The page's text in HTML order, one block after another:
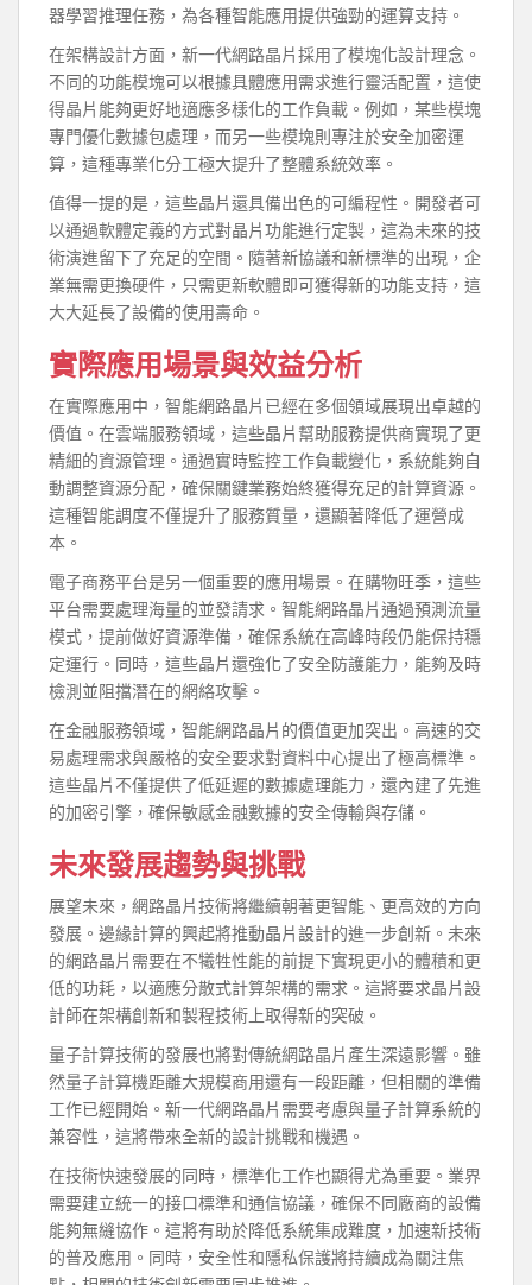
器學習推理任務，為各種智能應用提供強勁的運算支持。
在架構設計方面，新一代網路晶片採用了模塊化設計理念。
不同的功能模塊可以根據具體應用需求進行靈活配置，這使
得晶片能夠更好地適應多樣化的工作負載。例如，某些模塊
專門優化數據包處理，而另一些模塊則專注於安全加密運
算，這種專業化分工極大提升了整體系統效率。
值得一提的是，這些晶片還具備出色的可編程性。開發者可
以通過軟體定義的方式對晶片功能進行定製，這為未來的技
術演進留下了充足的空間。隨著新協議和新標準的出現，企
業無需更換硬件，只需更新軟體即可獲得新的功能支持，這
大大延長了設備的使用壽命。
實際應用場景與效益分析
在實際應用中，智能網路晶片已經在多個領域展現出卓越的
價值。在雲端服務領域，這些晶片幫助服務提供商實現了更
精細的資源管理。通過實時監控工作負載變化，系統能夠自
動調整資源分配，確保關鍵業務始終獲得充足的計算資源。
這種智能調度不僅提升了服務質量，還顯著降低了運營成
本。
電子商務平台是另一個重要的應用場景。在購物旺季，這些
平台需要處理海量的並發請求。智能網路晶片通過預測流量
模式，提前做好資源準備，確保系統在高峰時段仍能保持穩
定運行。同時，這些晶片還強化了安全防護能力，能夠及時
檢測並阻擋潛在的網絡攻擊。
在金融服務領域，智能網路晶片的價值更加突出。高速的交
易處理需求與嚴格的安全要求對資料中心提出了極高標準。
這些晶片不僅提供了低延遲的數據處理能力，還內建了先進
的加密引擎，確保敏感金融數據的安全傳輸與存儲。
未來發展趨勢與挑戰
展望未來，網路晶片技術將繼續朝著更智能、更高效的方向
發展。邊緣計算的興起將推動晶片設計的進一步創新。未來
的網路晶片需要在不犧牲性能的前提下實現更小的體積和更
低的功耗，以適應分散式計算架構的需求。這將要求晶片設
計師在架構創新和製程技術上取得新的突破。
量子計算技術的發展也將對傳統網路晶片產生深遠影響。雖
然量子計算機距離大規模商用還有一段距離，但相關的準備
工作已經開始。新一代網路晶片需要考慮與量子計算系統的
兼容性，這將帶來全新的設計挑戰和機遇。
在技術快速發展的同時，標準化工作也顯得尤為重要。業界
需要建立統一的接口標準和通信協議，確保不同廠商的設備
能夠無縫協作。這將有助於降低系統集成難度，加速新技術
的普及應用。同時，安全性和隱私保護將持續成為關注焦